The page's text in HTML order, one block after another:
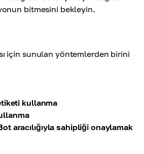
bitmesini bekleyin.
için sunulan yöntemlerden birini
kullanma
aracılığıyla sahipliği onaylamak